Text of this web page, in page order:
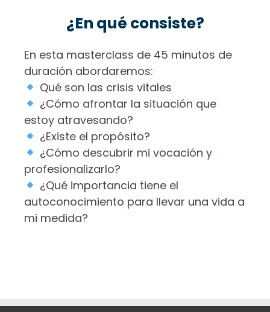
¿En qué consiste?
En esta masterclass de 45 minutos de
duración abordaremos:
Qué son las crisis vitales
¿Cómo afrontar la situación que
estoy atravesando?
¿Existe el propósito?
¿Cómo descubrir mi vocación y
profesionalizarlo?
¿Qué importancia tiene el
autoconocimiento para llevar una vida a
mi medida?